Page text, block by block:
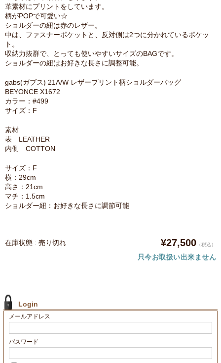
革素材にプリントをしています。
柄がPOPで可愛い☆
ショルダーの紐は赤のレザー。
中は、ファスナーポケットと、反対側は2つに分かれているポケッ
ト。
収納力抜群で、とっても使いやすいサイズのBAGです。
ショルダーの紐はお好きな長さに調整可能。
gabs(ガブス) 21A/W レザープリント柄ショルダーバッグ
BEYONCE X1672
カラー：#499
サイズ：F
素材
表 LEATHER
内側 COTTON
サイズ：F
横：29cm
高さ：21cm
マチ：1.5cm
ショルダー紐：お好きな長さに調節可能
在庫状態 : 売り切れ ¥27,500 （税込）
只今お取扱い出来ません
Login
メールアドレス
パスワード